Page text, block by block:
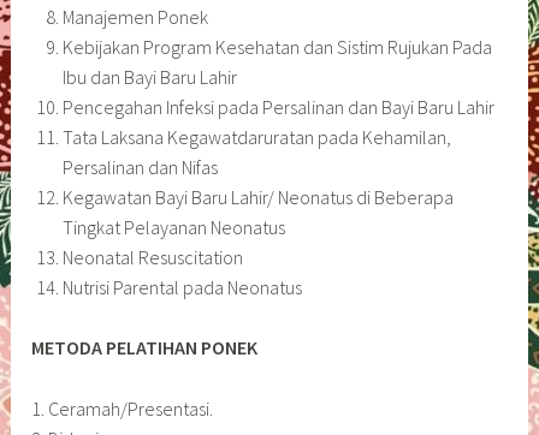
Manajemen Ponek
Kebijakan Program Kesehatan dan Sistim Rujukan Pada
Ibu dan Bayi Baru Lahir
Pencegahan Infeksi pada Persalinan dan Bayi Baru Lahir
Tata Laksana Kegawatdaruratan pada Kehamilan,
Persalinan dan Nifas
Kegawatan Bayi Baru Lahir/ Neonatus di Beberapa
Tingkat Pelayanan Neonatus
Neonatal Resuscitation
Nutrisi Parental pada Neonatus
METODA PELATIHAN PONEK
1. Ceramah/Presentasi.